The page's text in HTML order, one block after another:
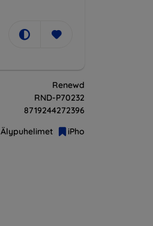
Renewd
RND-P70232
8719244272396
Älypuhelimet iPhone